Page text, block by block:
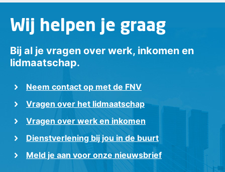
Wij helpen je graag
Bij al je vragen over werk, inkomen en
lidmaatschap.
Neem contact op met de FNV
Vragen over het lidmaatschap
Vragen over werk en inkomen
Dienstverlening bij jou in de buurt
Meld je aan voor onze nieuwsbrief